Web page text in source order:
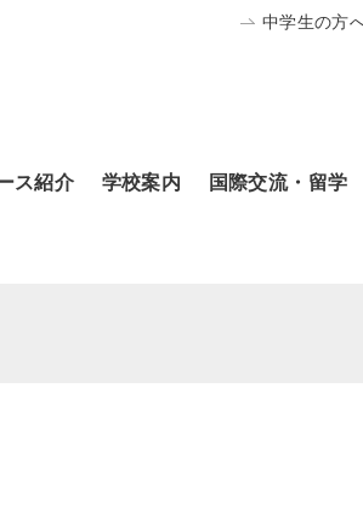
中学生の方
ス紹介 学校案内 国際交流・留学